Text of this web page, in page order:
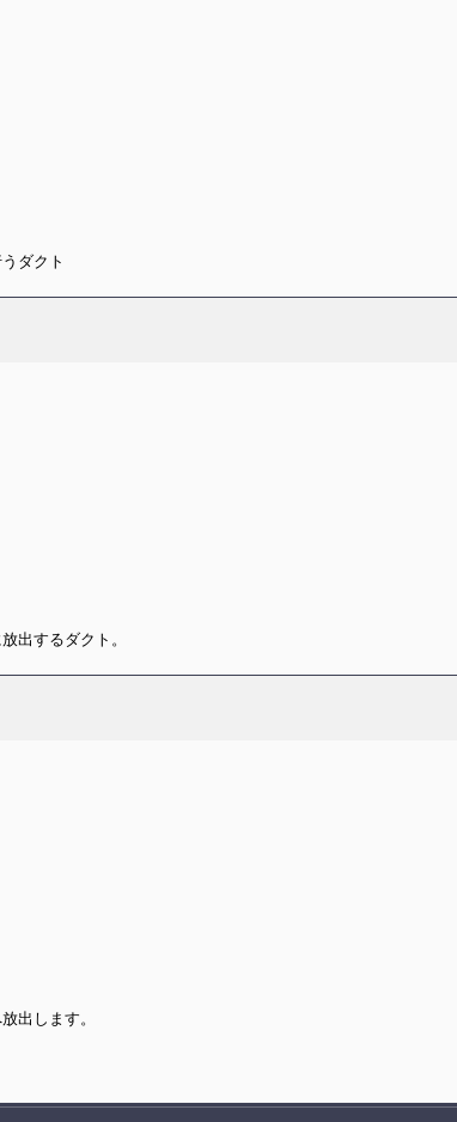
ダクト
出するダクト。
出します。